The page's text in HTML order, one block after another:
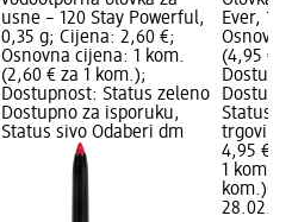
usne – 120 Stay Powerful,
0,35 g; Cijena: 2,60 €;
Osnovna cijena: 1 kom.
(2,60 € za 1 kom.);
Dostupnost: Status zeleno
Dostupno za isporuku,
Status sivo Odaberi dm
Ever,
(4,95 €
Status
trgovinu
4,95 €
1 kom.
kom.)